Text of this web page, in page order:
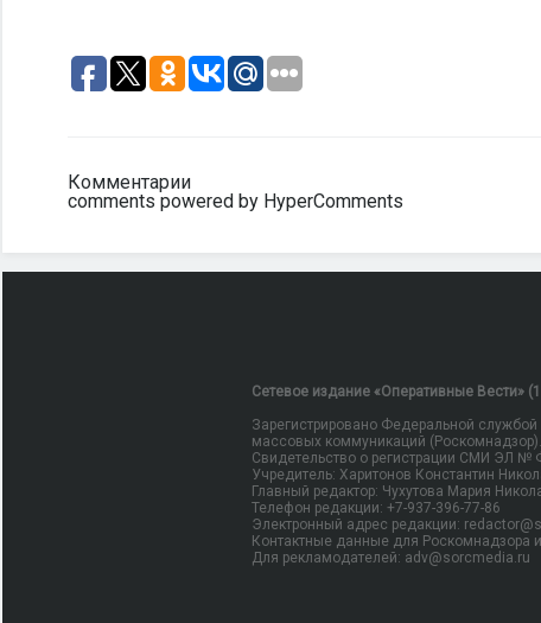
Комментарии
comments powered by HyperComments
Сетевое издание «Оперативные Вести»
Зарегистрировано Федеральной
массовых коммуникаций (Роскомнадзор).
Свидетельство о регистрации СМИ ЭЛ №
Учредитель: Харитонов Константин
Главный редактор: Чухутова Мария
Телефон редакции: +7-937-396-77-86
Электронный адрес редакции:
Контактные данные для Роскомнадзора
Для рекламодателей: adv@sorcmedia.ru